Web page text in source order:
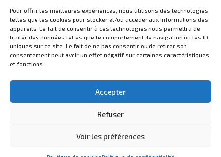
Pour offrir les meilleures expériences, nous utilisons des technologies
telles que les cookies pour stocker et/ou accéder aux informations des
appareils. Le fait de consentir à ces technologies nous permettra de
traiter des données telles que le comportement de navigation ou les ID
uniques sur ce site. Le fait de ne pas consentir ou de retirer son
consentement peut avoir un effet négatif sur certaines caractéristiques
et fonctions.
Accepter
Refuser
Voir les préférences
Parc d'Orient
Troyes Champagne Métropole
Préfecture de l'Aube
Service public
Copyright © Mesnil Saint Père – Conception et réalisation